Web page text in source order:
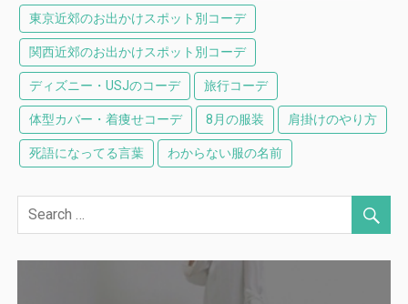
東京近郊のお出かけスポット別コーデ
関西近郊のお出かけスポット別コーデ
ディズニー・USJのコーデ 旅行コーデ
体型カバー・着痩せコーデ 8月の服装 肩掛けのやり方
死語になってる言葉 わからない服の名前